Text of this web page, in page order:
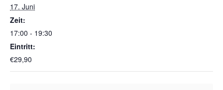
17. Juni
Zeit:
17:00 - 19:30
Eintritt:
€29,90